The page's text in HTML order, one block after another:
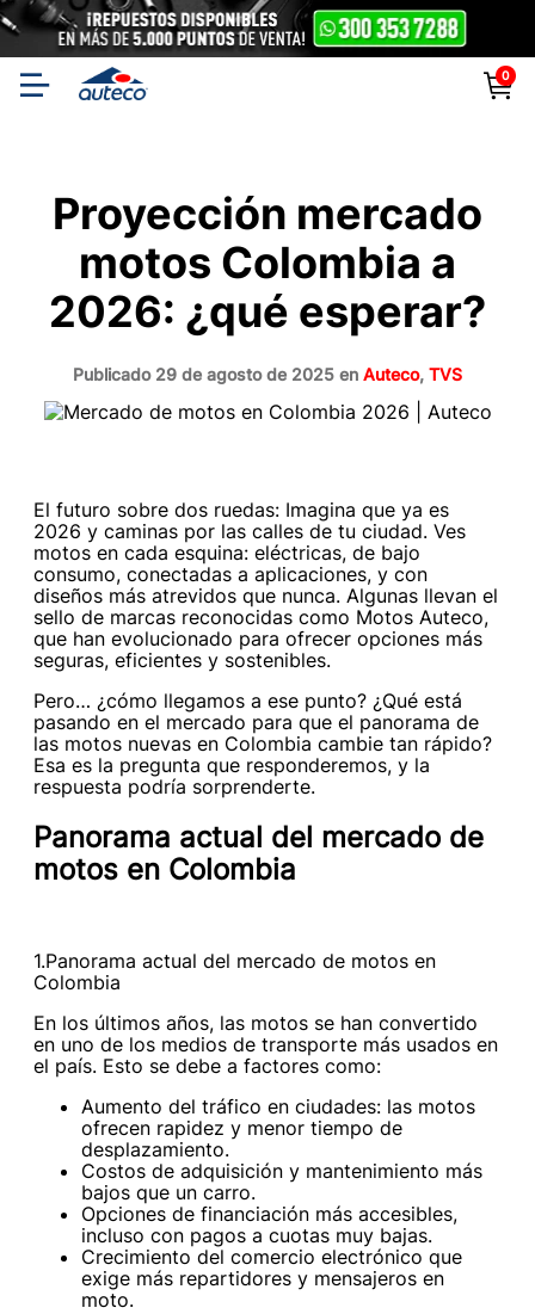
0
en Motos, Repuestos y
Accesorios
Proyección mercado
motos Colombia a
2026: ¿qué esperar?
Publicado 29 de agosto de 2025 en Auteco, TVS
El futuro sobre dos ruedas: Imagina que ya es
2026 y caminas por las calles de tu ciudad. Ves
motos en cada esquina: eléctricas, de bajo
consumo, conectadas a aplicaciones, y con
diseños más atrevidos que nunca. Algunas llevan el
sello de marcas reconocidas como Motos Auteco,
que han evolucionado para ofrecer opciones más
seguras, eficientes y sostenibles.
Pero… ¿cómo llegamos a ese punto? ¿Qué está
pasando en el mercado para que el panorama de
las motos nuevas en Colombia cambie tan rápido?
Esa es la pregunta que responderemos, y la
respuesta podría sorprenderte.
Panorama actual del mercado de
motos en Colombia
1.Panorama actual del mercado de motos en
Colombia
En los últimos años, las motos se han convertido
en uno de los medios de transporte más usados en
el país. Esto se debe a factores como:
Aumento del tráfico en ciudades: las motos
ofrecen rapidez y menor tiempo de
desplazamiento.
Costos de adquisición y mantenimiento más
bajos que un carro.
Opciones de financiación más accesibles,
incluso con pagos a cuotas muy bajas.
Crecimiento del comercio electrónico que
exige más repartidores y mensajeros en
moto.